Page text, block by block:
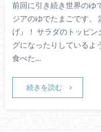
前回に引き続き世界のゆ
ジアのゆでたまごです。
げ』！ サラダのトッピ
グになったりしているよ
食べた…
続きを読む